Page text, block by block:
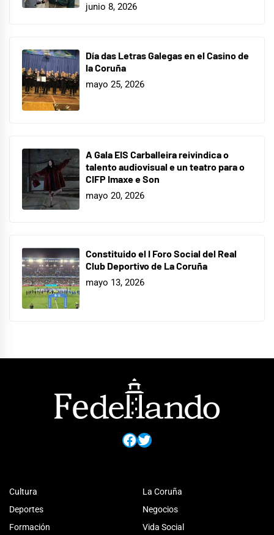
junio 8, 2026
Día das Letras Galegas en el Casino de
la Coruña
mayo 25, 2026
A Gala EIS Carballeira reivindica o
talento audiovisual e un teatro para o
CIFP Imaxe e Son
mayo 20, 2026
Constituido el I Foro Social del Real
Club Deportivo de La Coruña
mayo 13, 2026
Facebook
Twitter
Cultura
Deportes
Formación
La Coruña
Negocios
Vida Social